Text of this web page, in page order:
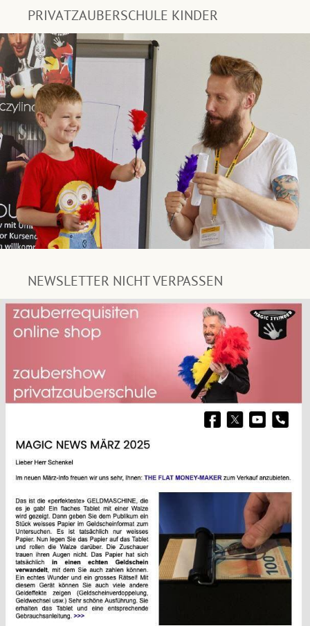
PRIVATZAUBERSCHULE KINDER
NEWSLETTER NICHT VERPASSEN